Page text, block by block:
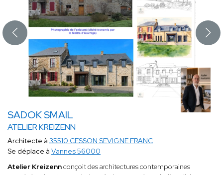
SADOK SMAIL
ATELIER KREIZENN
Architecte à 35510 CESSON SEVIGNE FRANC
Se déplace à Vannes 56000
Atelier Kreizennconçoit des architectures contemporaines